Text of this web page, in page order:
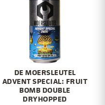
DE MOERSLEUTEL
ADVENT SPECIAL: FRUIT
BOMB DOUBLE
DRYHOPPED